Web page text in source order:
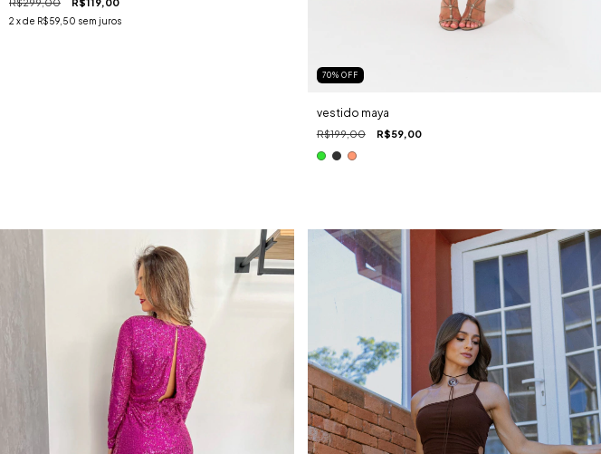
R$299,00 R$119,00
2 x de R$59,50 sem juros
70% OFF
vestido maya
R$199,00 R$59,00